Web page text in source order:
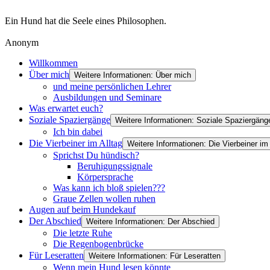
Ein Hund hat die Seele eines Philosophen.
Anonym
Willkommen
Über mich Weitere Informationen: Über mich
und meine persönlichen Lehrer
Ausbildungen und Seminare
Was erwartet euch?
Soziale Spaziergänge Weitere Informationen: Soziale
Ich bin dabei
Die Vierbeiner im Alltag Weitere Informationen: Die Vierbeiner
Sprichst Du hündisch?
Beruhigungssignale
Körpersprache
Was kann ich bloß spielen???
Graue Zellen wollen ruhen
Augen auf beim Hundekauf
Der Abschied Weitere Informationen: Der Abschied
Die letzte Ruhe
Die Regenbogenbrücke
Für Leseratten Weitere Informationen: Für Leseratten
Wenn mein Hund lesen könnte